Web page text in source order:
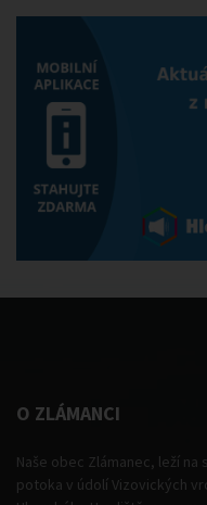
O ZLÁMANCI
Naše obec Zlámanec, leží
potoka v údolí Vizovických